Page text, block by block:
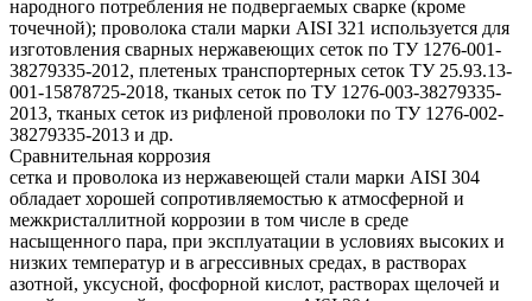
народного потребления не подвергаемых сварке (кроме
точечной); проволока стали марки AISI 321 используется для
изготовления сварных нержавеющих сеток по ТУ 1276-001-
38279335-2012, плетеных транспортерных сеток ТУ 25.93.13-
001-15878725-2018, тканых сеток по ТУ 1276-003-38279335-
2013, тканых сеток из рифленой проволоки по ТУ 1276-002-
38279335-2013 и др.
Сравнительная коррозия
сетка и проволока из нержавеющей стали марки AISI 304
обладает хорошей сопротивляемостью к атмосферной и
межкристаллитной коррозии в том числе в среде
насыщенного пара, при эксплуатации в условиях высоких и
низких температур и в агрессивных средах, в растворах
азотной, уксусной, фосфорной кислот, растворах щелочей и